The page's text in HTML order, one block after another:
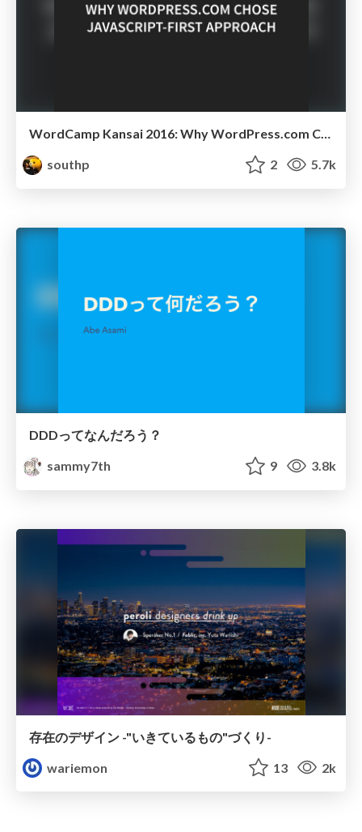
southp
2 5.7k
DDDってなんだろう？
sammy7th
9 3.8k
存在のデザイン -"いきているもの"づくり-
wariemon
13 2k